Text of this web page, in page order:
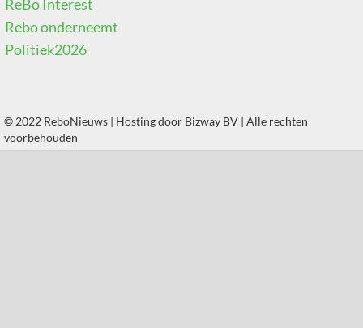
ReBo Interest
Rebo onderneemt
Politiek2026
© 2022 ReboNieuws | Hosting door Bizway BV | Alle rechten
voorbehouden